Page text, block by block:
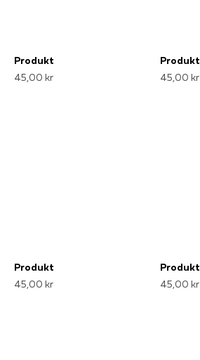
Produkt
45,00 kr
Produkt
45,00 kr
Produkt
45,00 kr
Produkt
45,00 kr